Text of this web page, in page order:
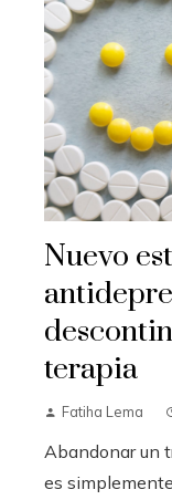
Nuevo
terapia
Fatiha Lema
Abandonar un
es